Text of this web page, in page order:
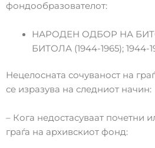
фондообразователот:
НАРОДЕН ОДБОР НА
БИТОЛА (1944-1965); 1944-
Нецелосната сочуваност на
се изразува на следниот начин:
– Кога недостасуваат почетни
граѓа на архивскиот фонд: